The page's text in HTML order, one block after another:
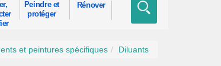
Peindre et
protéger
Rénover
et peintures spécifiques Diluants